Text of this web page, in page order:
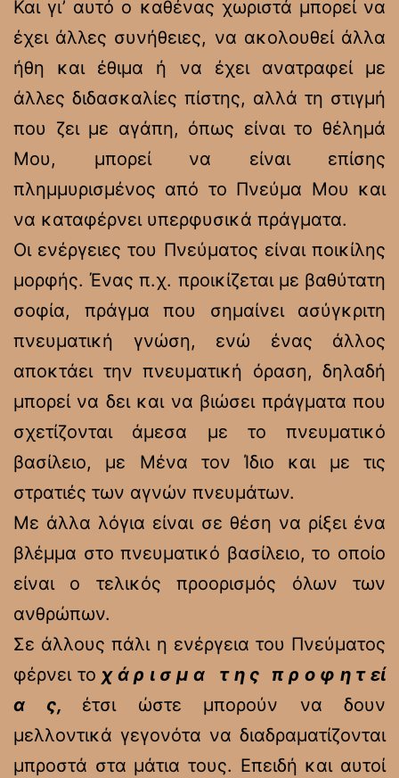
Και γι’ αυτό ο καθένας χωριστά μπορεί να
έχει άλλες συνήθειες, να ακολουθεί άλλα
ήθη και έθιμα ή να έχει ανατραφεί με
άλλες διδασκαλίες πίστης, αλλά τη στιγμή
που ζει με αγάπη, όπως είναι το θέλημά
Μου, μπορεί να είναι επίσης
πλημμυρισμένος από το Πνεύμα Μου και
να καταφέρνει υπερφυσικά πράγματα.
Οι ενέργειες του Πνεύματος είναι ποικίλης
μορφής. Ένας π.χ. προικίζεται με βαθύτατη
σοφία, πράγμα που σημαίνει ασύγκριτη
πνευματική γνώση, ενώ ένας άλλος
αποκτάει την πνευματική όραση, δηλαδή
μπορεί να δει και να βιώσει πράγματα που
σχετίζονται άμεσα με το πνευματικό
βασίλειο, με Μένα τον Ίδιο και με τις
στρατιές των αγνών πνευμάτων.
Με άλλα λόγια είναι σε θέση να ρίξει ένα
βλέμμα στο πνευματικό βασίλειο, το οποίο
είναι ο τελικός προορισμός όλων των
ανθρώπων.
Σε άλλους πάλι η ενέργεια του Πνεύματος
φέρνει το χ ά ρ ι σ μ α τ η ς π ρ ο φ η τ εί
α ς, έτσι ώστε μπορούν να δουν
μελλοντικά γεγονότα να διαδραματίζονται
μπροστά στα μάτια τους. Επειδή και αυτοί